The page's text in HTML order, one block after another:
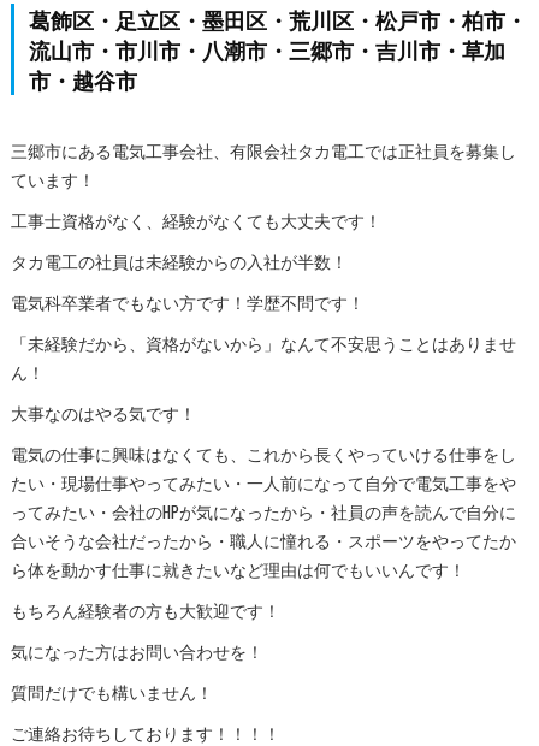
葛飾区・足立区・墨田区・荒川区・松戸市・柏市・
流山市・市川市・八潮市・三郷市・吉川市・草加
市・越谷市
三郷市にある電気工事会社、有限会社タカ電工では正社員を募集し
ています！
工事士資格がなく、経験がなくても大丈夫です！
タカ電工の社員は未経験からの入社が半数！
電気科卒業者でもない方です！学歴不問です！
「未経験だから、資格がないから」なんて不安思うことはありませ
ん！
大事なのはやる気です！
電気の仕事に興味はなくても、これから長くやっていける仕事をし
たい・現場仕事やってみたい・一人前になって自分で電気工事をや
ってみたい・会社のHPが気になったから・社員の声を読んで自分に
合いそうな会社だったから・職人に憧れる・スポーツをやってたか
ら体を動かす仕事に就きたいなど理由は何でもいいんです！
もちろん経験者の方も大歓迎です！
気になった方はお問い合わせを！
質問だけでも構いません！
ご連絡お待ちしております！！！！